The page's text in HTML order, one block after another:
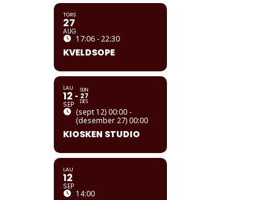
TORS
27
AUG
17:06 - 22:30
KVELDSOPE
LAU
12
SEP
SUN
27
DES
(sept 12) 00:00 -
(desember 27) 00:00
KIOSKEN STUDIO
LAU
12
SEP
14:00